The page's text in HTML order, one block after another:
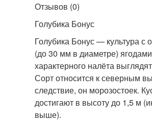
Отзывов (0)
Голубика Бонус
Голубика Бонус — культура с
(до 30 мм в диаметре)
характерного налёта
Сорт относится к северным
следствие, он морозостоек.
достигают в высоту до 1,5 м
выше).